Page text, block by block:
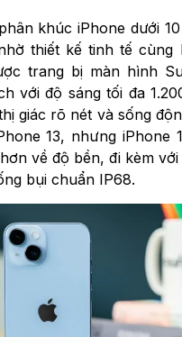
khúc iPhone dưới
thiết kế tinh tế cùng
trang bị màn hình
với độ sáng tối đa
giác rõ nét và sống
13, nhưng iPhone
về độ bền, đi kèm
bụi chuẩn IP68.